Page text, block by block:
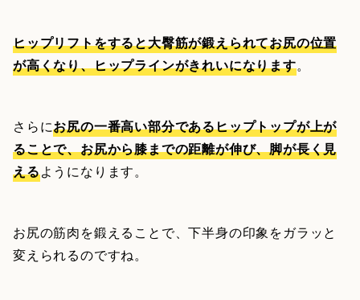
ヒップリフトをすると大臀筋が鍛えられてお尻の位置
が高くなり、ヒップラインがきれいになります。
さらにお尻の一番高い部分であるヒップトップが上が
ることで、お尻から膝までの距離が伸び、脚が長く見
えるようになります。
お尻の筋肉を鍛えることで、下半身の印象をガラッと
変えられるのですね。